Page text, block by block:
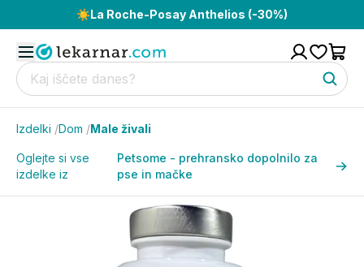
☀️La Roche-Posay Anthelios (-30%)
Izdelki /Dom /Male živali
Oglejte si vse
izdelke iz
Petsome - prehransko dopolnilo za
pse in mačke